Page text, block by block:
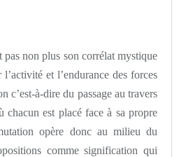
pas non plus son corrélat mystique
et l’endurance des forces
c’est-à-dire du passage au travers
est placé face à sa propre
opère donc au milieu du
comme signification qui